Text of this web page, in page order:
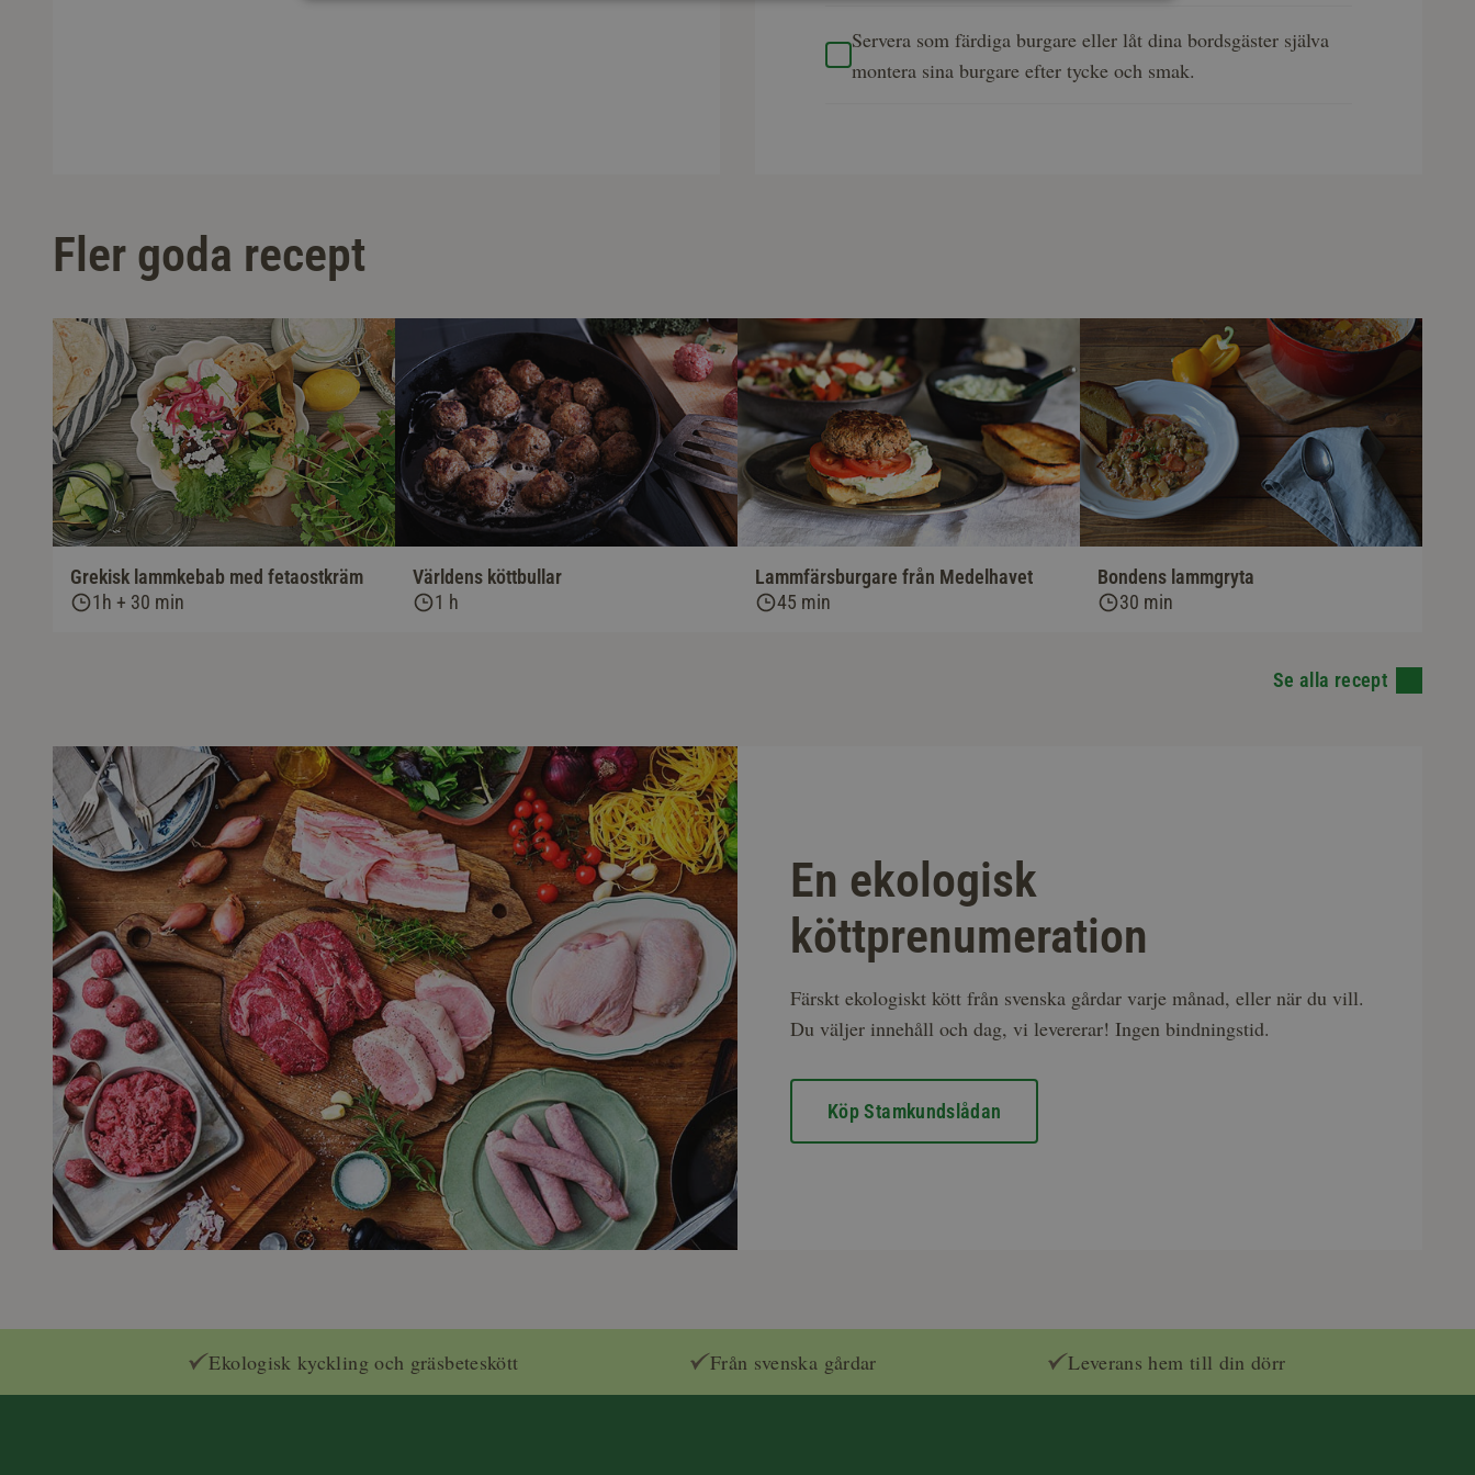
Servera som färdiga burgare eller låt dina bordsgäster själva
montera sina burgare efter tycke och smak.
Fler goda recept
Grekisk lammkebab med fetaostkräm
1h + 30 min
Världens köttbullar
1 h
Lammfärsburgare från Medelhavet
45 min
Bondens lammgryta
30 min
Se alla recept
En ekologisk
köttprenumeration
Färskt ekologiskt kött från svenska gårdar varje månad, eller när du vill.
Du väljer innehåll och dag, vi levererar! Ingen bindningstid.
Köp Stamkundslådan
Ekologisk kyckling och gräsbeteskött Från svenska gårdar Leverans hem till din dörr